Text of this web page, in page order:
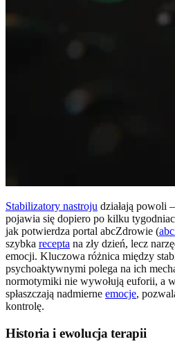
Stabilizatory nastroju działają powoli
pojawia się dopiero po kilku
jak potwierdza portal abcZdrowie (
szybka recepta na zły dzień, lecz
emocji. Kluczowa różnica między
psychoaktywnymi polega na ich
normotymiki nie wywołują euforii, a
spłaszczają nadmierne emocje,
kontrolę.
Historia i ewolucja terapii